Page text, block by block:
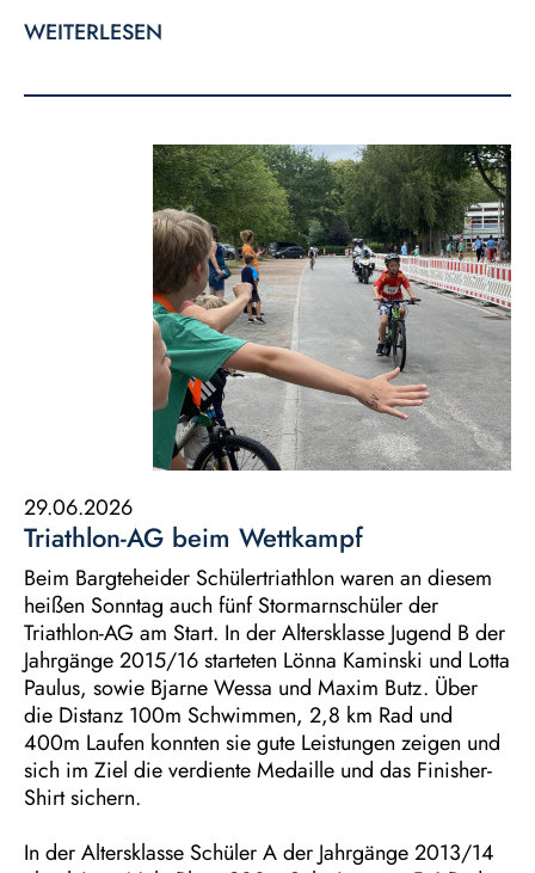
WEITERLESEN
29.06.2026
Triathlon-AG beim Wettkampf
Beim Bargteheider Schülertriathlon waren an diesem
heißen Sonntag auch fünf Stormarnschüler der
Triathlon-AG am Start. In der Altersklasse Jugend B der
Jahrgänge 2015/16 starteten Lönna Kaminski und Lotta
Paulus, sowie Bjarne Wessa und Maxim Butz. Über
die Distanz 100m Schwimmen, 2,8 km Rad und
400m Laufen konnten sie gute Leistungen zeigen und
sich im Ziel die verdiente Medaille und das Finisher-
Shirt sichern.
In der Altersklasse Schüler A der Jahrgänge 2013/14